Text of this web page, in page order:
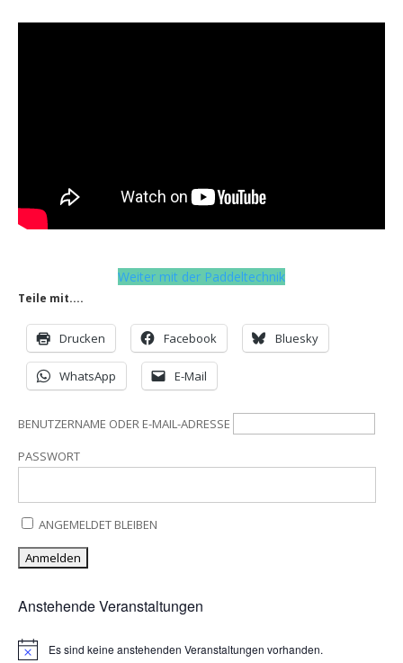
Weiter mit der Paddeltechnik
Teile mit....
Drucken Facebook Bluesky
WhatsApp E-Mail
BENUTZERNAME ODER E-MAIL-ADRESSE
PASSWORT
ANGEMELDET BLEIBEN
Anstehende Veranstaltungen
HinweisEs sind keine anstehenden Veranstaltungen vorhanden.